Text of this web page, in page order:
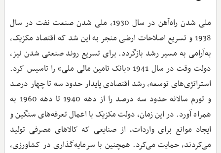
ملی شدن راه‌آهن در سال 1930، ملی شدن صنعت نفت در سال
1938 و تسریع اصلاحات ارضی منجر به این شد که اقتصاد مکزیک،
به‌آرامی به مسیر رشد بازگردد. برای تسریع روند صنعتی شدن نیز،
دولت وقت در سال 1941 «بانک تامین مالی ملی» را تاسیس کرد.
استراتژی‌های توسعه، رشد اقتصادی پایدار حدود سه تا چهار درصد
و تورم سالانه حدود سه درصد را از دهه 1940 تا دهه 1960 به
همراه آورد. در این زمان، دولت مکزیک با اعمال تعرفه‌های سنگین و
ایجاد موانع برای واردات، از صنایعی که کالاهای مصرفی تولید
می‌کردند، حمایت می‌کرد. همچنین با سرمایه‌گذاری در کشاورزی،